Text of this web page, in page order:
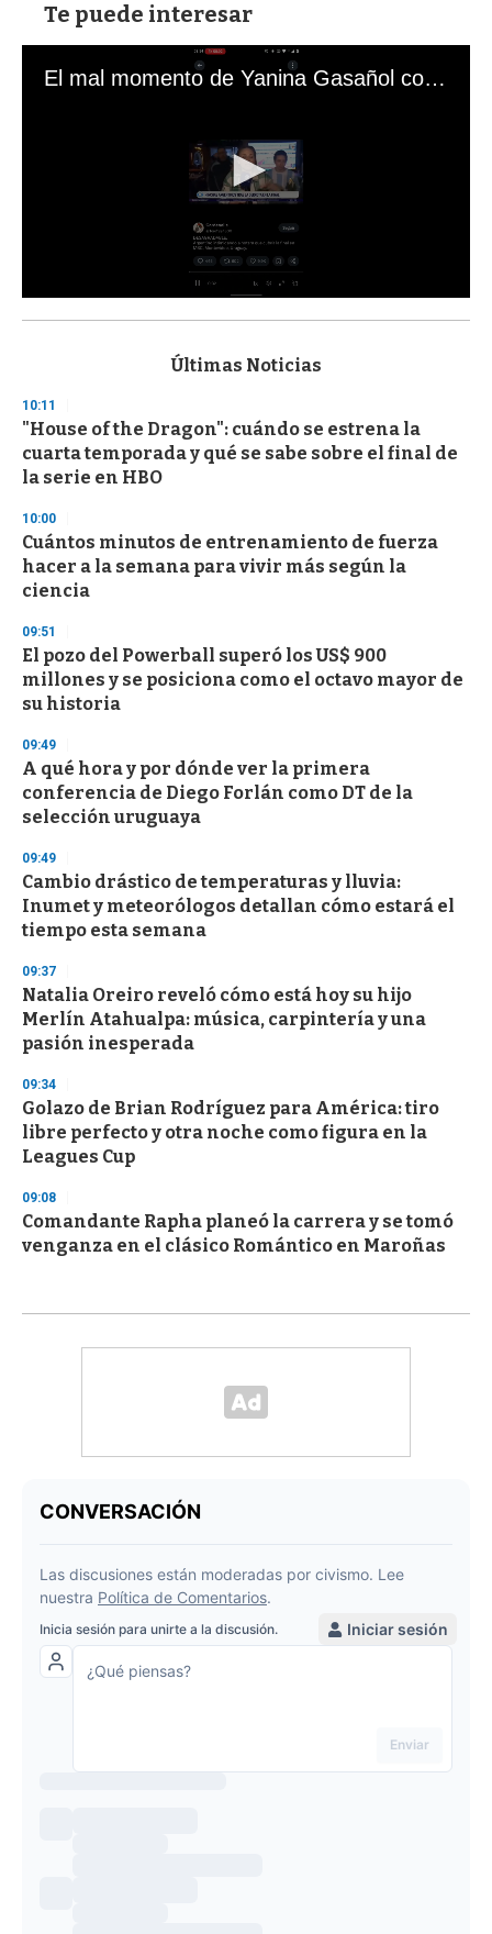
Te puede interesar
El mal momento de Yanina Gasañol con un hincha argentino en "Subrayado"
s
d
s
o
f
3
s
e
c
o
n
Últimas Noticias
10:11
"House of the Dragon": cuándo se estrena la
cuarta temporada y qué se sabe sobre el final de
la serie en HBO
10:00
Cuántos minutos de entrenamiento de fuerza
hacer a la semana para vivir más según la
ciencia
09:51
El pozo del Powerball superó los US$ 900
millones y se posiciona como el octavo mayor de
su historia
09:49
A qué hora y por dónde ver la primera
conferencia de Diego Forlán como DT de la
selección uruguaya
09:49
Cambio drástico de temperaturas y lluvia:
Inumet y meteorólogos detallan cómo estará el
tiempo esta semana
09:37
Natalia Oreiro reveló cómo está hoy su hijo
Merlín Atahualpa: música, carpintería y una
pasión inesperada
09:34
Golazo de Brian Rodríguez para América: tiro
libre perfecto y otra noche como figura en la
Leagues Cup
09:08
Comandante Rapha planeó la carrera y se tomó
venganza en el clásico Romántico en Maroñas